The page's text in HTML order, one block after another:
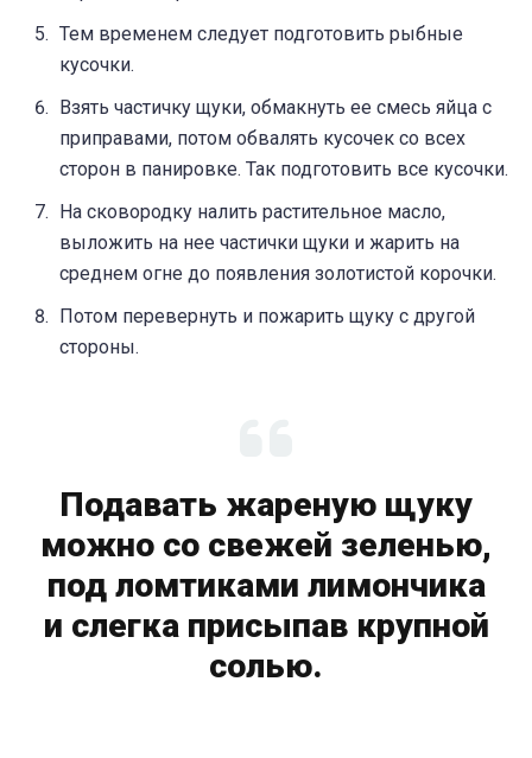
Тем временем следует подготовить рыбные
кусочки.
Взять частичку щуки, обмакнуть ее смесь яйца с
приправами, потом обвалять кусочек со всех
сторон в панировке. Так подготовить все кусочки.
На сковородку налить растительное масло,
выложить на нее частички щуки и жарить на
среднем огне до появления золотистой корочки.
Потом перевернуть и пожарить щуку с другой
стороны.
Подавать жареную щуку
можно со свежей зеленью,
под ломтиками лимончика
и слегка присыпав крупной
солью.